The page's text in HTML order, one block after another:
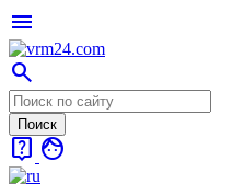
menu
search
live_help face